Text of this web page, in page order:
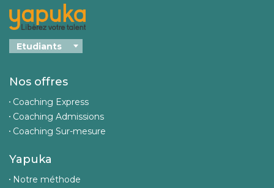
Nos offres
Coaching Express
Coaching Admissions
Coaching Sur-mesure
Yapuka
Notre méthode